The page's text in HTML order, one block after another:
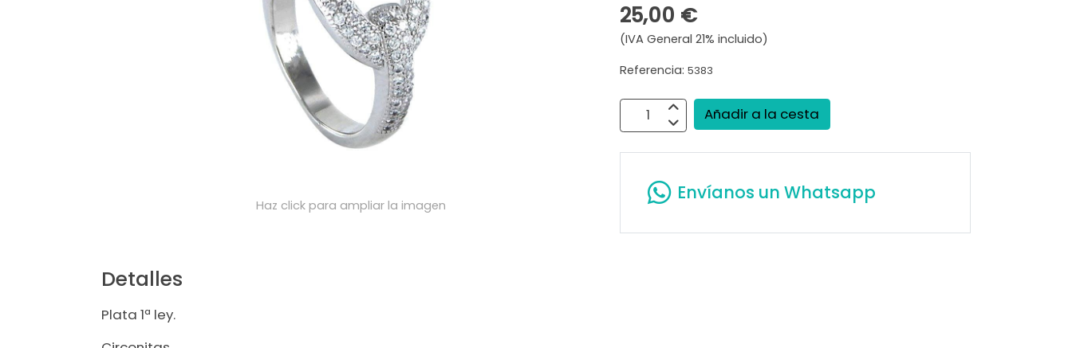
Haz click para ampliar la imagen
Detalles
Plata 1ª ley.
25,00 €
(IVA General 21% incluido)
Referencia:5383
Añadir a la cesta
Envíanos un Whatsapp